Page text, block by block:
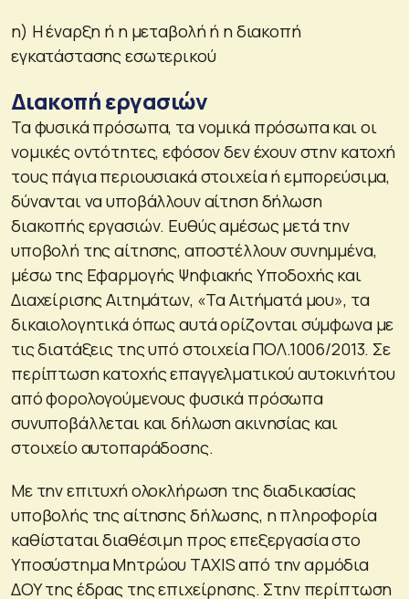
η) Η έναρξη ή η μεταβολή ή η διακοπή
εγκατάστασης εσωτερικού
Διακοπή εργασιών
Τα φυσικά πρόσωπα, τα νομικά πρόσωπα και οι
νομικές οντότητες, εφόσον δεν έχουν στην κατοχή
τους πάγια περιουσιακά στοιχεία ή εμπορεύσιμα,
δύνανται να υποβάλλουν αίτηση δήλωση
διακοπής εργασιών. Ευθύς αμέσως μετά την
υποβολή της αίτησης, αποστέλλουν συνημμένα,
μέσω της Εφαρμογής Ψηφιακής Υποδοχής και
Διαχείρισης Αιτημάτων, «Τα Αιτήματά μου», τα
δικαιολογητικά όπως αυτά ορίζονται σύμφωνα με
τις διατάξεις της υπό στοιχεία ΠΟΛ.1006/2013. Σε
περίπτωση κατοχής επαγγελματικού αυτοκινήτου
από φορολογούμενους φυσικά πρόσωπα
συνυποβάλλεται και δήλωση ακινησίας και
στοιχείο αυτοπαράδοσης.
Με την επιτυχή ολοκλήρωση της διαδικασίας
υποβολής της αίτησης δήλωσης, η πληροφορία
καθίσταται διαθέσιμη προς επεξεργασία στο
Υποσύστημα Μητρώου TAXIS από την αρμόδια
ΔΟΥ της έδρας της επιχείρησης. Στην περίπτωση